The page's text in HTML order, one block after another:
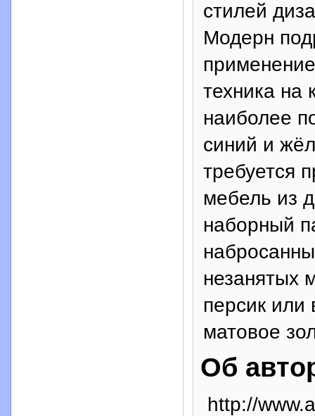
стилей
Модерн
техника на
наиболее
синий и
требуется
мебель из
наборный
незанятых
персик или
матовое
Об
http://